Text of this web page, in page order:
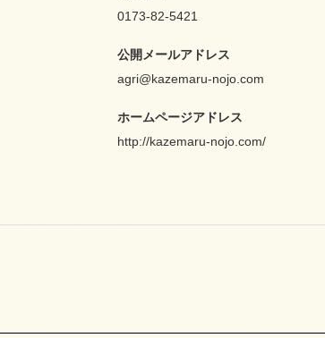
0173-82-5421
公開メールアドレス
agri@kazemaru-nojo.com
ホームページアドレス
http://kazemaru-nojo.com/